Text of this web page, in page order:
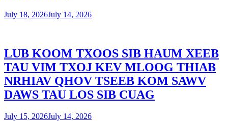
July 18, 2026July 14, 2026
LUB KOOM TXOOS SIB HAUM XEEB
TAU VIM TXOJ KEV MLOOG THIAB
NRHIAV QHOV TSEEB KOM SAWV
DAWS TAU LOS SIB CUAG
July 15, 2026July 14, 2026